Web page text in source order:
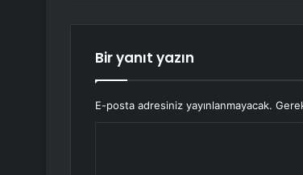
Bir yanıt yazın
E-posta adresiniz yayınlanmayacak.